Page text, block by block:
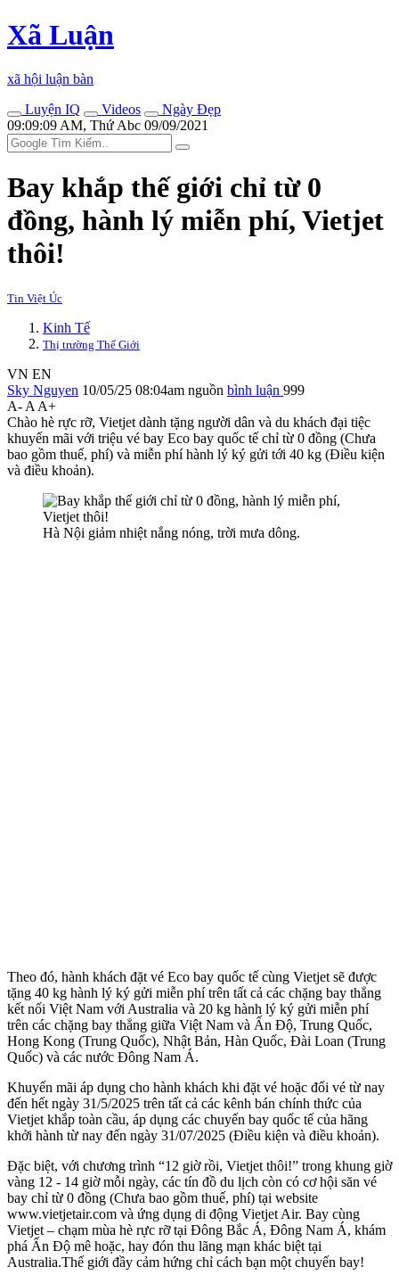
Xã Luận
xã hội luận bàn
Luyện IQ
Videos
Ngày Đẹp
09:09:09 AM, Thứ Abc 09/09/2021
Bay khắp thế giới chỉ từ 0
đồng, hành lý miễn phí, Vietjet
thôi!
Tin Việt Úc
Kinh Tế
Thị trường Thế Giới
VN EN
Sky Nguyen 10/05/25 08:04am nguồn bình luận 999
A- A A+
Chào hè rực rỡ, Vietjet dành tặng người dân và du khách đại tiệc
khuyến mãi với triệu vé bay Eco bay quốc tế chỉ từ 0 đồng (Chưa
bao gồm thuế, phí) và miễn phí hành lý ký gửi tới 40 kg (Điều kiện
và điều khoản).
Hà Nội giảm nhiệt nắng nóng, trời mưa dông.
Theo đó, hành khách đặt vé Eco bay quốc tế cùng Vietjet sẽ được
tặng 40 kg hành lý ký gửi miễn phí trên tất cả các chặng bay thẳng
kết nối Việt Nam với Australia và 20 kg hành lý ký gửi miễn phí
trên các chặng bay thẳng giữa Việt Nam và Ấn Độ, Trung Quốc,
Hong Kong (Trung Quốc), Nhật Bản, Hàn Quốc, Đài Loan (Trung
Quốc) và các nước Đông Nam Á.
Khuyến mãi áp dụng cho hành khách khi đặt vé hoặc đổi vé từ nay
đến hết ngày 31/5/2025 trên tất cả các kênh bán chính thức của
Vietjet khắp toàn cầu, áp dụng các chuyến bay quốc tế của hãng
khởi hành từ nay đến ngày 31/07/2025 (Điều kiện và điều khoản).
Đặc biệt, với chương trình “12 giờ rồi, Vietjet thôi!” trong khung giờ
vàng 12 - 14 giờ mỗi ngày, các tín đồ du lịch còn có cơ hội săn vé
bay chỉ từ 0 đồng (Chưa bao gồm thuế, phí) tại website
www.vietjetair.com và ứng dụng di động Vietjet Air. Bay cùng
Vietjet – chạm mùa hè rực rỡ tại Đông Bắc Á, Đông Nam Á, khám
phá Ấn Độ mê hoặc, hay đón thu lãng mạn khác biệt tại
Australia.Thế giới đầy cảm hứng chỉ cách bạn một chuyến bay!